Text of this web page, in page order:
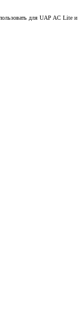
для UAP AC Lite и